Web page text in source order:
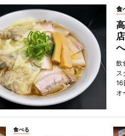
食
へ
飲
ス
16
オ
食べる